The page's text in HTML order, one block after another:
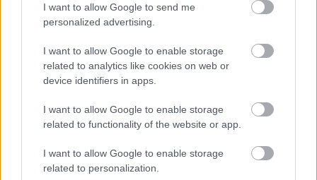
I want to allow Google to send me
personalized advertising.
I want to allow Google to enable storage
related to analytics like cookies on web or
device identifiers in apps.
I want to allow Google to enable storage
related to functionality of the website or app.
I want to allow Google to enable storage
related to personalization.
Russell viszont fokozatosan közelít Piastrira, már csak fél
másodperc a különbség közöttük az élen.
A visszajátszásból látszik, hogy Antonelli borzalmasan
visszafulladt a startnál és kiforogtak a kerekei, de a győzelmi
esélyeit legalább ennyire rontja, hogy körök óta nem boldogul
Norrisszal.